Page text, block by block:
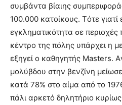
συμβάντα βίαιης
100.000 κατοίκους. Tότε
εγκληματικότητα σε
κέντρο της πόλης υπάρχει η
εξηγεί ο καθηγητής Masters.
μολύβδου στην βενζίνη
κατά 78% στο αίμα από το
πάλι αρκετό δηλητήριο